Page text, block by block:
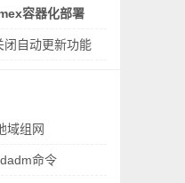
容器化部署
自动更新功能
域组网
命令